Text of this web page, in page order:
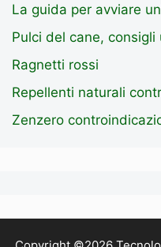
La guida per avviare
Pulci del cane, consigli
Ragnetti rossi
Repellenti naturali
Zenzero